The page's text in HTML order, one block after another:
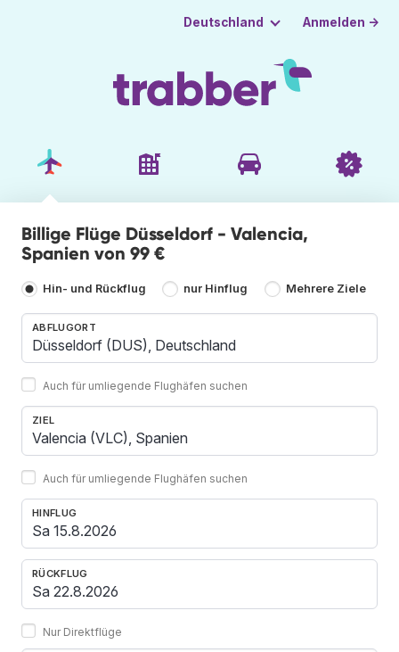
Deutschland Anmelden →
Billige Flüge Düsseldorf - Valencia,
Spanien von 99 €
Hin- und Rückflug nur Hinflug Mehrere Ziele
ABFLUGORT
Auch für umliegende Flughäfen suchen
ZIEL
Auch für umliegende Flughäfen suchen
HINFLUG
RÜCKFLUG
Nur Direktflüge